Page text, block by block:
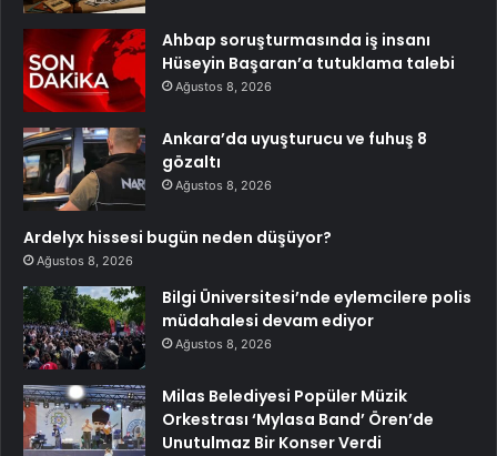
Ahbap soruşturmasında iş insanı
Hüseyin Başaran’a tutuklama talebi
Ağustos 8, 2026
Ankara’da uyuşturucu ve fuhuş 8
gözaltı
Ağustos 8, 2026
Ardelyx hissesi bugün neden düşüyor?
Ağustos 8, 2026
Bilgi Üniversitesi’nde eylemcilere polis
müdahalesi devam ediyor
Ağustos 8, 2026
Milas Belediyesi Popüler Müzik
Orkestrası ‘Mylasa Band’ Ören’de
Unutulmaz Bir Konser Verdi